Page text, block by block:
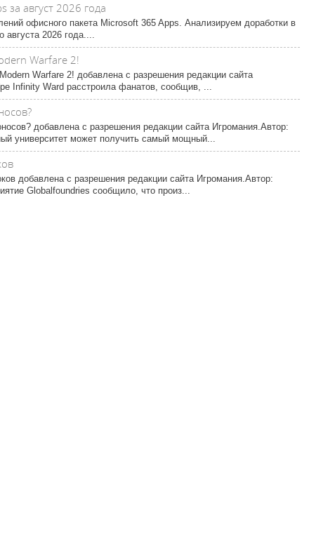
август 2026 года
офисного пакета Microsoft 365 Apps. Анализируем доработки в
августа 2026 года....
Warfare 2!
Warfare 2! добавлена с разрешения редакции сайта
Infinity Ward расстроила фанатов, сообщив, ...
добавлена с разрешения редакции сайта Игромания.Автор:
университет может получить самый мощный...
добавлена с разрешения редакции сайта Игромания.Автор:
Globalfoundries сообщило, что произ...